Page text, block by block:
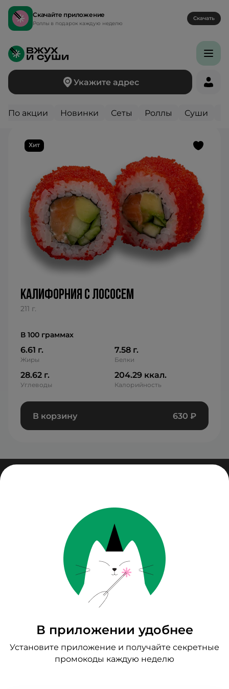
Скачайте приложение
Роллы в подарок каждую неделю
Скачать
Укажите адрес
По акции Новинки Сеты Роллы Суши
Хит
калифорния с лососем
211 г.
В 100 граммах
6.61 г.
Жиры
7.58 г.
Белки
28.62 г.
Углеводы
204.29 ккал.
Калорийность
В корзину 630 ₽
заказывай через
мобильное приложение
Политика обработки персональной информации
Политика использования Cookies
В приложении удобнее
Установите приложение и получайте секретные
промокоды каждую неделю